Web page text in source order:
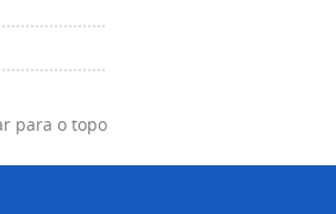
para o topo